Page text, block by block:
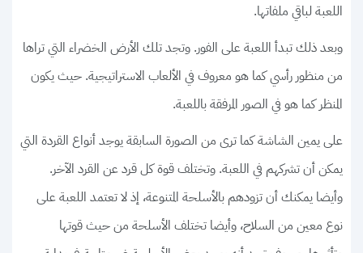
اللعبة لباقي ملفاتها.
وبعد ذلك تبدأ اللعبة على الفور. وتجد تلك الأرض الخضراء التي تراها
من منظور رأسي كما هو معروف في الألعاب الاستراتيجية. حيث يكون
المنظر كما هو في الصور المرفقة باللعبة.
على يمين الشاشة كما ترى من الصورة السابقة يوجد أنواع القردة التي
يمكن أن تشركهم في اللعبة. وتختلف قوة كل قرد عن القرد الآخر.
وأيضا يمكنك أن تزودهم بالأسلحة المتنوعة، إذ لا تعتمد اللعبة على
نوع معين من السلاح، وأيضا تختلف الأسلحة من حيث قوتها